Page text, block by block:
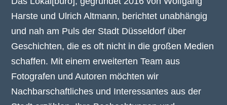
Harste und Ulrich Altmann, berichtet unabhängig
und nah am Puls der Stadt Düsseldorf über
Geschichten, die es oft nicht in die großen Medien
schaffen. Mit einem erweiterten Team aus
Fotografen und Autoren möchten wir
Nachbarschaftliches und Interessantes aus der